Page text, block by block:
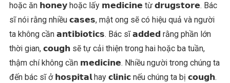
hoặc ăn 𝗵𝗼𝗻𝗲𝘆 hoặc lấy 𝗺𝗲𝗱𝗶𝗰𝗶𝗻𝗲 từ 𝗱𝗿𝘂𝗴𝘀𝘁𝗼𝗿𝗲. Bác
sĩ nói rằng nhiều 𝗰𝗮𝘀𝗲𝘀, mật ong sẽ có hiệu quả và người
ta không cần 𝗮𝗻𝘁𝗶𝗯𝗶𝗼𝘁𝗶𝗰𝘀. Bác sĩ 𝗮𝗱𝗱𝗲𝗱 rằng phần lớn
thời gian, 𝗰𝗼𝘂𝗴𝗵 sẽ tự cải thiện trong hai hoặc ba tuần,
thậm chí không cần 𝗺𝗲𝗱𝗶𝗰𝗶𝗻𝗲. Nhiều người trong chúng ta
đến bác sĩ ở 𝗵𝗼𝘀𝗽𝗶𝘁𝗮𝗹 hay 𝗰𝗹𝗶𝗻𝗶𝗰 nếu chúng ta bị 𝗰𝗼𝘂𝗴𝗵.